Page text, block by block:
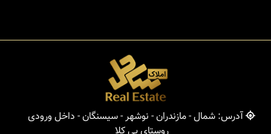
آدرس: شمال - مازندران - نوشهر - سیسنگان - داخل ورودی